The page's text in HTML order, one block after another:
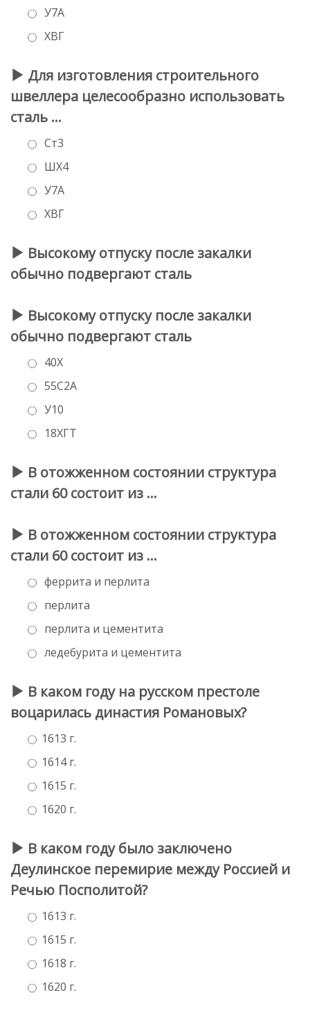
У7А
ХВГ
Для изготовления строительного
швеллера целесообразно использовать
сталь …
Ст3
ШХ4
У7А
ХВГ
Высокому отпуску после закалки
обычно подвергают сталь
Высокому отпуску после закалки
обычно подвергают сталь
40Х
55С2А
У10
18ХГТ
В отожженном состоянии структура
стали 60 состоит из …
В отожженном состоянии структура
стали 60 состоит из …
феррита и перлита
перлита
перлита и цементита
ледебурита и цементита
В каком году на русском престоле
воцарилась династия Романовых?
1613 г.
1614 г.
1615 г.
1620 г.
В каком году было заключено
Деулинское перемирие между Россией и
Речью Посполитой?
1613 г.
1615 г.
1618 г.
1620 г.